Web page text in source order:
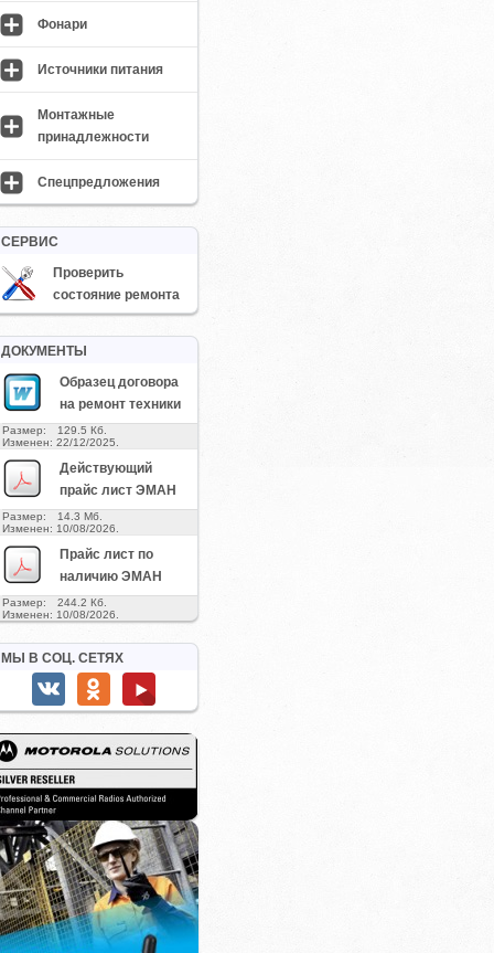
Фонари
Источники питания
Монтажные
принадлежности
Спецпредложения
СЕРВИС
Проверить
состояние ремонта
ДОКУМЕНТЫ
Образец договора
на ремонт техники
Размер: 129.5 Кб.
Изменен: 22/12/2025.
Действующий
прайс лист ЭМАН
Размер: 14.3 Мб.
Изменен: 10/08/2026.
Прайс лист по
наличию ЭМАН
Размер: 244.2 Кб.
Изменен: 10/08/2026.
МЫ В СОЦ. СЕТЯХ